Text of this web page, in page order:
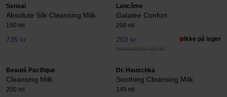
Sensai
Absolute Silk Cleansing Milk
150 ml
735 kr
Lancôme
Galatée Confort
200 ml
263 kr
Normalpris 315 kr
Ikke på lager
Beauté Pacifique
Cleansing Milk
200 ml
Dr. Hauschka
Soothing Cleansing Milk
145 ml